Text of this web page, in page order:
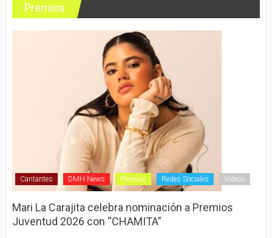
Premios
Cantantes DMH News Premios Redes Sociales Videos
Mari La Carajita celebra nominación a Premios
Juventud 2026 con “CHAMITA”